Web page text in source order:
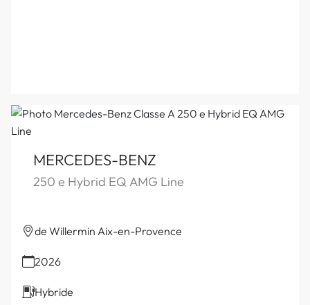
MERCEDES-BENZ
250 e Hybrid EQ AMG Line
de Willermin Aix-en-Provence
2026
Hybride